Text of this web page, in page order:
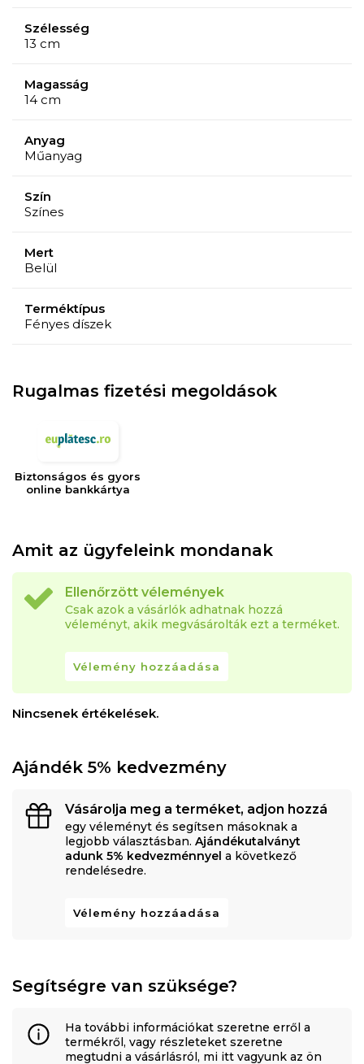
Szélesség
13 cm
Magasság
14 cm
Anyag
Műanyag
Szín
Színes
Mert
Belül
Terméktípus
Fényes díszek
Rugalmas fizetési megoldások
Biztonságos és gyors
online bankkártya
Amit az ügyfeleink mondanak
Ellenőrzött vélemények
Csak azok a vásárlók adhatnak hozzá
véleményt, akik megvásárolták ezt a terméket.
Vélemény hozzáadása
Nincsenek értékelések.
Ajándék 5% kedvezmény
Vásárolja meg a terméket, adjon hozzá
egy véleményt és segítsen másoknak a
legjobb választásban. Ajándékutalványt
adunk 5% kedvezménnyel a következő
rendelésedre.
Vélemény hozzáadása
Segítségre van szüksége?
Ha további információkat szeretne erről a
termékről, vagy részleteket szeretne
megtudni a vásárlásról, mi itt vagyunk az ön